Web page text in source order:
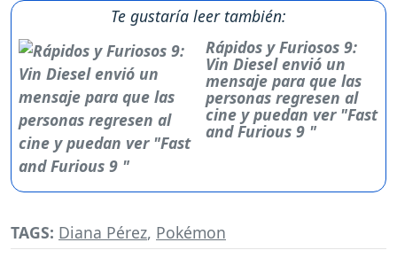
Te gustaría leer también:
Rápidos y Furiosos 9:
Vin Diesel envió un
mensaje para que las
personas regresen al
cine y puedan ver "Fast
and Furious 9 "
TAGS: Diana Pérez, Pokémon